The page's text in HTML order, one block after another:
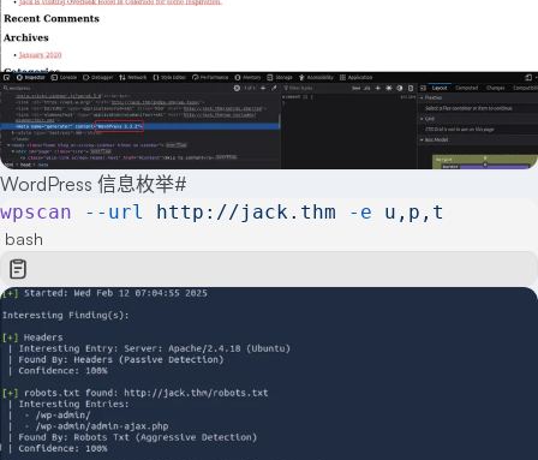
WordPress 信息枚举#
wpscan --url http://jack.thm -e u,p,t
bash